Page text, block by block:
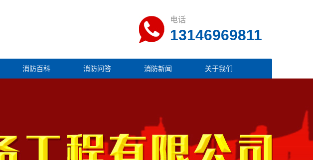
电话
13146969811
消防百科 消防问答 消防新闻 关于我们